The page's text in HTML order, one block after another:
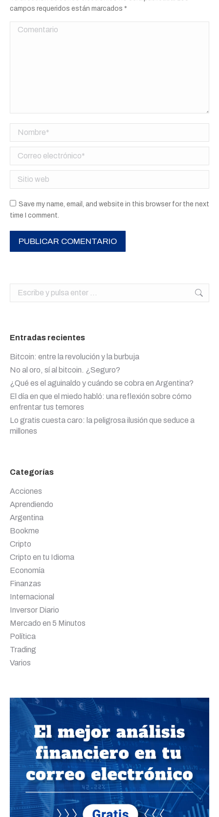
campos requeridos están marcados *
Comentario
Nombre *
Correo electrónico *
Sitio web
Save my name, email, and website in this browser for the next
time I comment.
PUBLICAR COMENTARIO
Buscar:
Entradas recientes
Bitcoin: entre la revolución y la burbuja
No al oro, sí al bitcoin. ¿Seguro?
¿Qué es el aguinaldo y cuándo se cobra en Argentina?
El día en que el miedo habló: una reflexión sobre cómo
enfrentar tus temores
Lo gratis cuesta caro: la peligrosa ilusión que seduce a
millones
Categorías
Acciones
Aprendiendo
Argentina
Bookme
Cripto
Cripto en tu Idioma
Economía
Finanzas
Internacional
Inversor Diario
Mercado en 5 Minutos
Política
Trading
Varios